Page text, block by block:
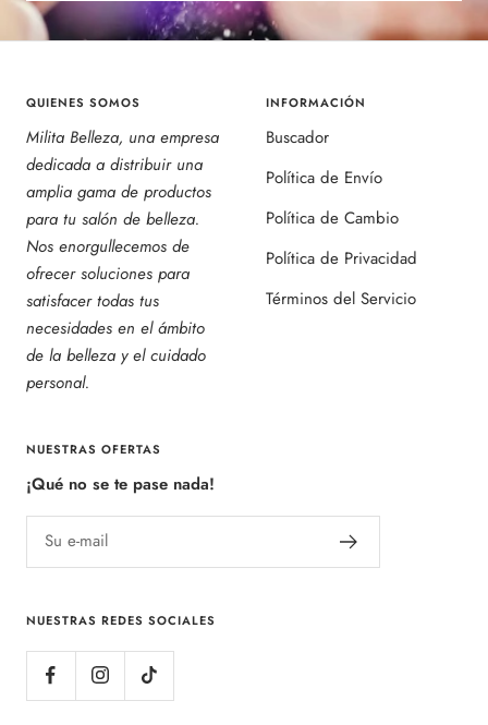
QUIENES SOMOS
Milita Belleza, una empresa
dedicada a distribuir una
amplia gama de productos
para tu salón de belleza.
Nos enorgullecemos de
ofrecer soluciones para
satisfacer todas tus
necesidades en el ámbito
de la belleza y el cuidado
personal.
INFORMACIÓN
Buscador
Política de Envío
Política de Cambio
Política de Privacidad
Términos del Servicio
NUESTRAS OFERTAS
¡Qué no se te pase nada!
Su e-mail
NUESTRAS REDES SOCIALES